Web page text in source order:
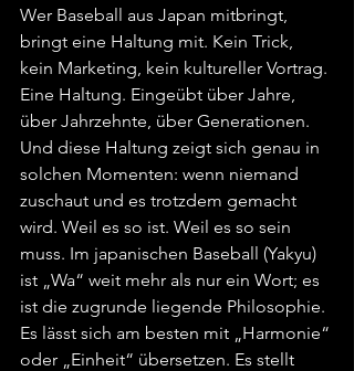
Wer Baseball aus Japan mitbringt,
bringt eine Haltung mit. Kein Trick,
kein Marketing, kein kultureller Vortrag.
Eine Haltung. Eingeübt über Jahre,
über Jahrzehnte, über Generationen.
Und diese Haltung zeigt sich genau in
solchen Momenten: wenn niemand
zuschaut und es trotzdem gemacht
wird. Weil es so ist. Weil es so sein
muss. Im japanischen Baseball (Yakyu)
ist „Wa“ weit mehr als nur ein Wort; es
ist die zugrunde liegende Philosophie.
Es lässt sich am besten mit „Harmonie“
oder „Einheit“ übersetzen. Es stellt